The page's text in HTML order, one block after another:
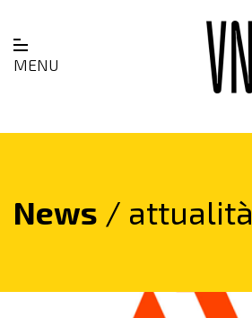
MENU
News / attualità